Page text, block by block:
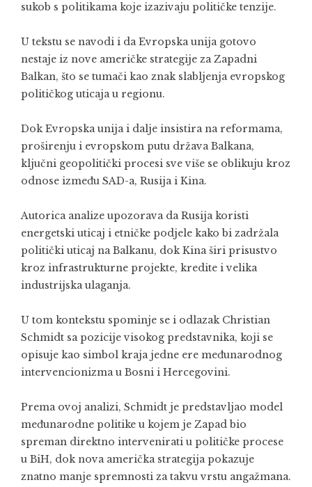
sukob s politikama koje izazivaju političke tenzije.
U tekstu se navodi i da Evropska unija gotovo
nestaje iz nove američke strategije za Zapadni
Balkan, što se tumači kao znak slabljenja evropskog
političkog uticaja u regionu.
Dok Evropska unija i dalje insistira na reformama,
proširenju i evropskom putu država Balkana,
ključni geopolitički procesi sve više se oblikuju kroz
odnose između SAD-a, Rusija i Kina.
Autorica analize upozorava da Rusija koristi
energetski uticaj i etničke podjele kako bi zadržala
politički uticaj na Balkanu, dok Kina širi prisustvo
kroz infrastrukturne projekte, kredite i velika
industrijska ulaganja.
U tom kontekstu spominje se i odlazak Christian
Schmidt sa pozicije visokog predstavnika, koji se
opisuje kao simbol kraja jedne ere međunarodnog
intervencionizma u Bosni i Hercegovini.
Prema ovoj analizi, Schmidt je predstavljao model
međunarodne politike u kojem je Zapad bio
spreman direktno intervenirati u političke procese
u BiH, dok nova američka strategija pokazuje
znatno manje spremnosti za takvu vrstu angažmana.